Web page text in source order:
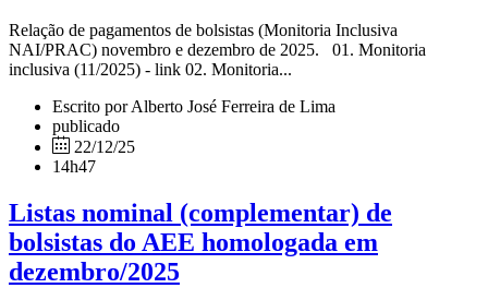
Relação de pagamentos de bolsistas (Monitoria Inclusiva
NAI/PRAC) novembro e dezembro de 2025. 01. Monitoria
inclusiva (11/2025) - link 02. Monitoria...
Escrito por Alberto José Ferreira de Lima
publicado
22/12/25
14h47
Listas nominal (complementar) de
bolsistas do AEE homologada em
dezembro/2025